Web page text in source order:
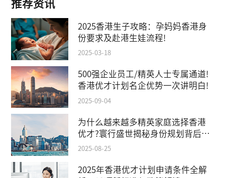
推荐资讯
2025香港生子攻略：孕妈妈香港身
份要求及赴港生娃流程!
2025-03-18
500强企业员工/精英人士专属通道!
香港优才计划名企优势一次讲明白!
2025-09-04
为什么越来越多精英家庭选择香港
优才?寰行盛世揭秘身份规划背后的
教育红利
2025-08-25
2025年香港优才计划申请条件全解